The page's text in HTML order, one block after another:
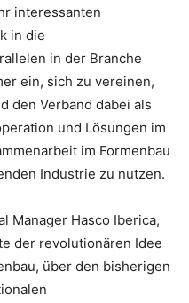
interessanten
in die
in der Branche
ein, sich zu vereinen,
den Verband dabei als
und Lösungen im
im Formenbau
Industrie zu nutzen.
Manager Hasco Iberica,
der revolutionären Idee
über den bisherigen